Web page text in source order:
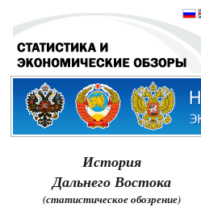
История
Дальнего Востока
(статистическое обозрение)